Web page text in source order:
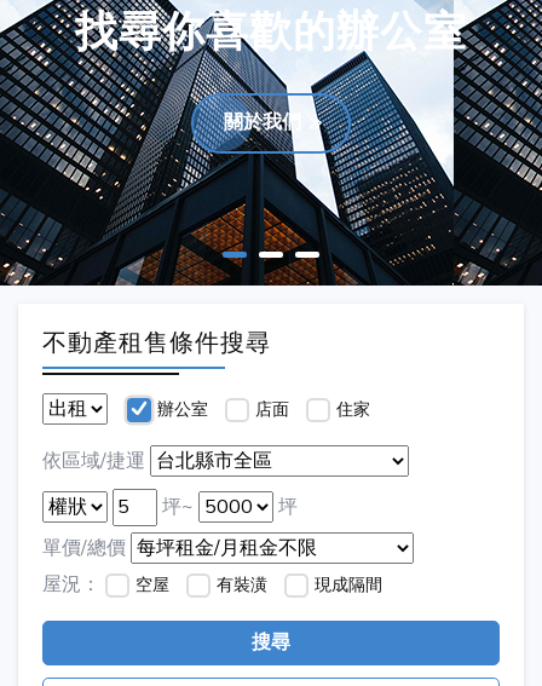
找尋你喜歡的辦公室
關於我們
不動產租售條件搜尋
辦公室 店面 住家
依區域/捷運
坪~
坪
單價/總價
屋況：
空屋 有裝潢 現成隔間
搜尋